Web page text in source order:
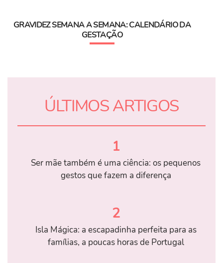
GRAVIDEZ SEMANA A SEMANA: CALENDÁRIO DA
GESTAÇÃO
ÚLTIMOS ARTIGOS
1
Ser mãe também é uma ciência: os pequenos
gestos que fazem a diferença
2
Isla Mágica: a escapadinha perfeita para as
famílias, a poucas horas de Portugal